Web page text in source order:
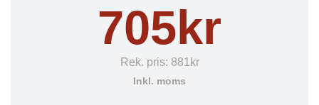
705kr
Rek. pris: 881kr
Inkl. moms